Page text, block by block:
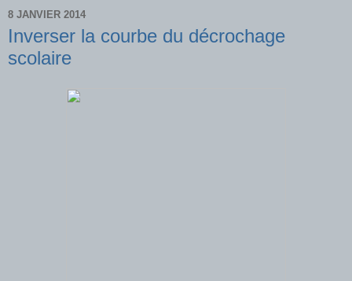
8 JANVIER 2014
Inverser la courbe du décrochage
scolaire